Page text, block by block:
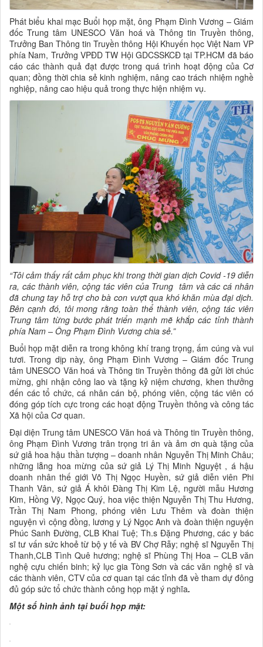
Phát biểu khai mạc Buổi họp mặt, ông Phạm Đình Vương – Giám
đốc Trung tâm UNESCO Văn hoá và Thông tin Truyền thông,
Trưởng Ban Thông tin Truyền thông Hội Khuyến học Việt Nam VP
phía Nam, Trưởng VPĐD TW Hội GDCSSKCĐ tại TP.HCM đã báo
cáo các thành quả đạt được trong quá trình hoạt động của Cơ
quan; đồng thời chia sẻ kinh nghiệm, nâng cao trách nhiệm nghề
nghiệp, nâng cao hiệu quả trong thực hiện nhiệm vụ.
“Tôi cảm thấy rất cảm phục khi trong thời gian dịch Covid -19 diễn
ra, các thành viên, cộng tác viên của Trung tâm và các cá nhân
đã chung tay hỗ trợ cho bà con vượt qua khó khăn mùa đại dịch.
Bên cạnh đó, tôi mong rằng toàn thể thành viên, cộng tác viên
Trung tâm từng bước phát triển mạnh mẽ khắp các tỉnh thành
phía Nam – Ông Phạm Đình Vương chia sẻ.”
Buổi họp mặt diễn ra trong không khí trang trọng, ấm cúng và vui
tươi. Trong dịp này, ông Phạm Đình Vương – Giám đốc Trung
tâm UNESCO Văn hoá và Thông tin Truyền thông đã gửi lời chúc
mừng, ghi nhận công lao và tặng kỷ niệm chương, khen thưởng
đến các tổ chức, cá nhân cán bộ, phóng viên, cộng tác viên có
đóng góp tích cực trong các hoạt động Truyền thông và công tác
Xã hội của Cơ quan.
Đại diện Trung tâm UNESCO Văn hoá và Thông tin Truyền thông,
ông Phạm Đình Vương trân trọng tri ân và ảm ơn quà tặng của
sứ giả hoa hậu thần tượng – doanh nhân Nguyễn Thị Minh Châu;
những lẵng hoa mừng của sứ giả Lý Thị Minh Nguyệt , á hậu
doanh nhân thế giới Võ Thị Ngọc Huyền, sứ giả diễn viên Phi
Thanh Vân, sứ giả Á khôi Đàng Thị Kim Lệ, người mẫu Hương
Kim, Hồng Vỹ, Ngọc Quý, hoa việc thiện Nguyễn Thị Thu Hương,
Trần Thị Nam Phong, phóng viên Lưu Thêm và đoàn thiện
nguyện vì cộng đồng, lương y Lý Ngọc Anh và đoàn thiện nguyện
Phúc Sanh Đường, CLB Khai Tuệ; Th.s Đặng Phương, các y bác
sĩ tư vấn sức khoẻ từ bộ y tế và BV Chợ Rẫy; nghệ sĩ Nguyễn Thị
Thanh,CLB Tình Quê hương; nghệ sĩ Phùng Thị Hoa – CLB văn
nghệ cựu chiến binh; kỷ lục gia Tòng Sơn và các văn nghệ sĩ và
các thành viên, CTV của cơ quan tại các tỉnh đã về tham dự đông
đủ góp sức tổ chức thành công họp mặt ý nghĩa.
Một số hình ảnh tại buổi họp mặt: